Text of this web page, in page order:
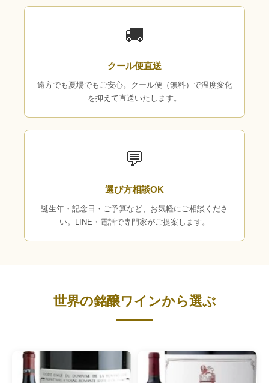
🚚
クール便直送
遠方でも夏場でもご安心。クール便（無料）で温度変化
を抑えて直送いたします。
💬
選び方相談OK
誕生年・記念日・ご予算など、お気軽にご相談くださ
い。LINE・電話で専門家がご提案します。
世界の銘醸ワインから選ぶ